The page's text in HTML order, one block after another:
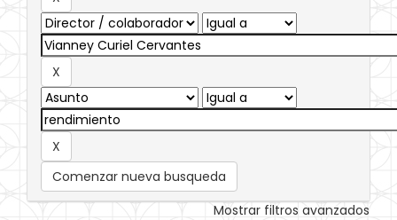
Comenzar nueva busqueda
Mostrar filtros avanzados